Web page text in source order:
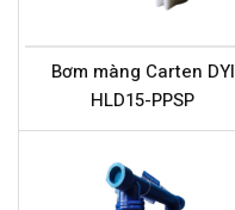
Bơm màng Carten DYI
HLD15-PPSP